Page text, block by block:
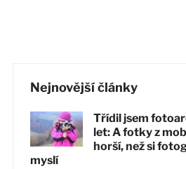
Nejnovější články
Třídil jsem
let: A fotky z
horší, než si
myslí